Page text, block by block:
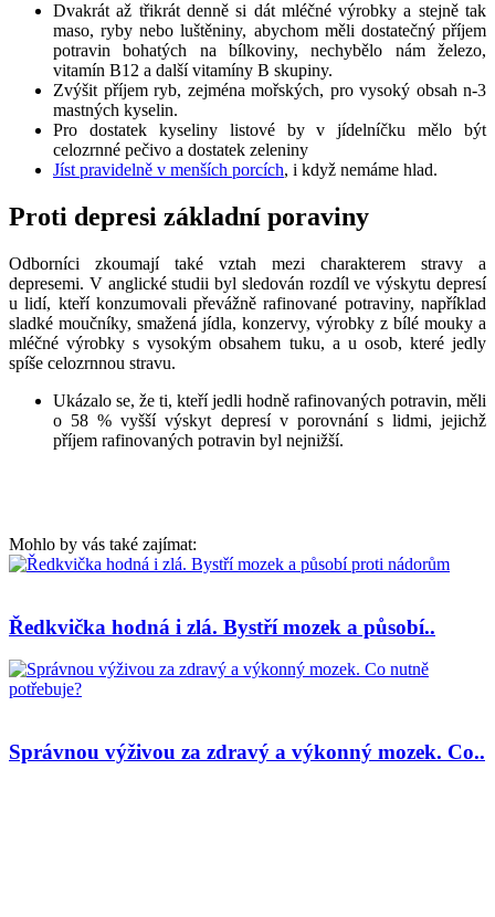
Dvakrát až třikrát denně si dát mléčné výrobky a stejně tak
maso, ryby nebo luštěniny, abychom měli dostatečný příjem
potravin bohatých na bílkoviny, nechybělo nám železo,
vitamín B12 a další vitamíny B skupiny.
Zvýšit příjem ryb, zejména mořských, pro vysoký obsah n-3
mastných kyselin.
Pro dostatek kyseliny listové by v jídelníčku mělo být
celozrnné pečivo a dostatek zeleniny
Jíst pravidelně v menších porcích, i když nemáme hlad.
Proti depresi základní poraviny
Odborníci zkoumají také vztah mezi charakterem stravy a
depresemi. V anglické studii byl sledován rozdíl ve výskytu depresí
u lidí, kteří konzumovali převážně rafinované potraviny, například
sladké moučníky, smažená jídla, konzervy, výrobky z bílé mouky a
mléčné výrobky s vysokým obsahem tuku, a u osob, které jedly
spíše celozrnnou stravu.
Ukázalo se, že ti, kteří jedli hodně rafinovaných potravin, měli
o 58 % vyšší výskyt depresí v porovnání s lidmi, jejichž
příjem rafinovaných potravin byl nejnižší.
Mohlo by vás také zajímat:
Ředkvička hodná i zlá. Bystří mozek a působí..
Správnou výživou za zdravý a výkonný mozek. Co..